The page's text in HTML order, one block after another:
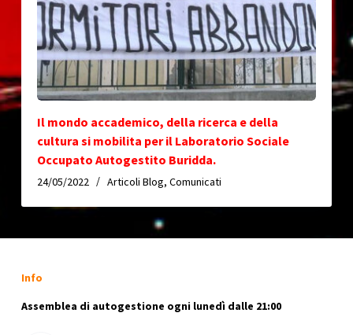
Il mondo accademico, della ricerca e della
cultura si mobilita per il Laboratorio Sociale
Occupato Autogestito Buridda.
24/05/2022 Articoli Blog, Comunicati
Info
Assemblea di autogestione ogni lunedì dalle 21:00